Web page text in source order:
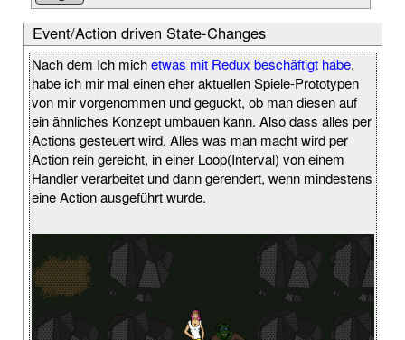
Event/Action driven State-Changes
Nach dem Ich michetwas mit Redux beschäftigt habe,
habe ich mir mal einen eher aktuellen Spiele-Prototypen
von mir vorgenommen und geguckt, ob man diesen auf
ein ähnliches Konzept umbauen kann. Also dass alles per
Actions gesteuert wird. Alles was man macht wird per
Action rein gereicht, in einer Loop(Interval) von einem
Handler verarbeitet und dann gerendert, wenn mindestens
eine Action ausgeführt wurde.